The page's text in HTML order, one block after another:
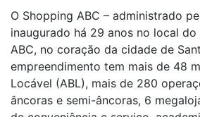
O Shopping ABC – administrado
inaugurado há 29 anos no local
ABC, no coração da cidade de
empreendimento tem mais de 48
Locável (ABL), mais de 280
âncoras e semi-âncoras, 6